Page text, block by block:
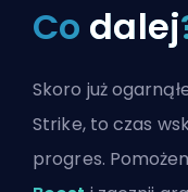
Co dalej
Skoro już
Strike, to czas
progres.